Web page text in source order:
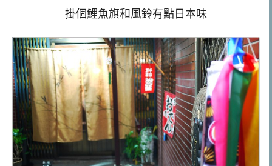
掛個鯉魚旗和風鈴有點日本味